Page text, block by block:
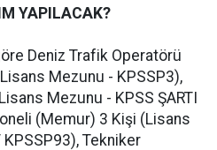
YAPILACAK?
Deniz Trafik Operatörü
Mezunu - KPSSP3),
Mezunu - KPSS ŞARTI
(Memur) 3 Kişi (Lisans
Tekniker